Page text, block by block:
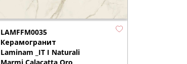
LAMFFM0035
Керамогранит
Laminam _IT I Naturali